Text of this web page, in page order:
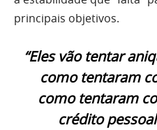
principais objetivos.
“Eles vão tentar
como tentaram
como tentaram
crédito